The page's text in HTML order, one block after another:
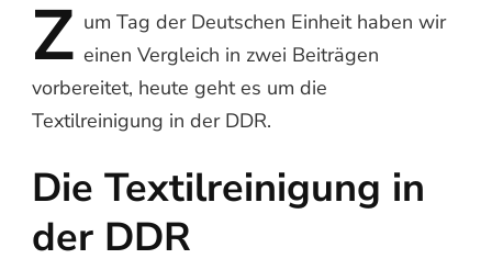
Z um Tag der Deutschen Einheit haben wir
einen Vergleich in zwei Beiträgen
vorbereitet, heute geht es um die
Textilreinigung in der DDR.
Die Textilreinigung in
der DDR